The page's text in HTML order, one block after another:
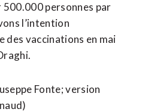
500.000 personnes par
l’intention
des vaccinations en mai
Fonte; version